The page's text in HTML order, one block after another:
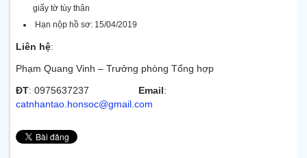
giấy tờ tùy thân
Hạn nộp hồ sơ: 15/04/2019
Liên hệ:
Phạm Quang Vinh – Trưởng phòng Tổng hợp
ĐT: 0975637237 Email:
catnhantao.honsoc@gmail.com